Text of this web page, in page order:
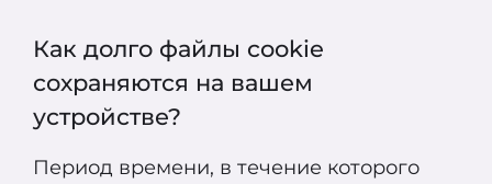
Как долго файлы cookie
сохраняются на вашем
устройстве?
Период времени, в течение которого